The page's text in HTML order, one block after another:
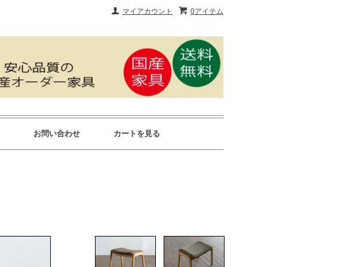
0アイテム
マイアカウント
お問い合わせ カートを見る